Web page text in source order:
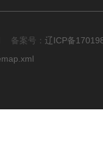
备案号： 辽ICP备